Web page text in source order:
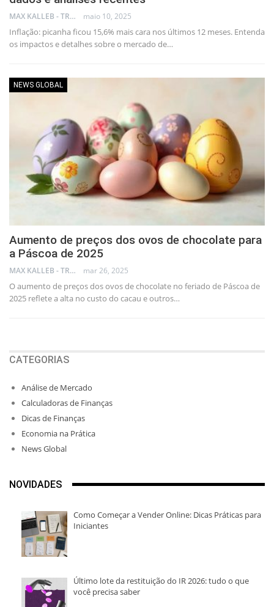
MAX KALLEB - TRADER maio 10, 2025
Inflação: picanha ficou 15,6% mais cara nos últimos 12 meses. Entenda
os impactos e detalhes sobre o mercado de…
NEWS GLOBAL
Aumento de preços dos ovos de chocolate para
a Páscoa de 2025
MAX KALLEB - TRADER mar 26, 2025
O aumento de preços dos ovos de chocolate no feriado de Páscoa de
2025 reflete a alta no custo do cacau e outros…
CATEGORIAS
Análise de Mercado
Calculadoras de Finanças
Dicas de Finanças
Economia na Prática
News Global
NOVIDADES
Como Começar a Vender Online: Dicas Práticas para
Iniciantes
Último lote da restituição do IR 2026: tudo o que
você precisa saber